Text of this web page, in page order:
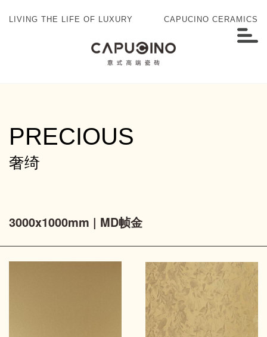
LIVING THE LIFE OF LUXURY CAPUCINO CERAMICS
PRECIOUS
奢绮
3000x1000mm | MD帧金